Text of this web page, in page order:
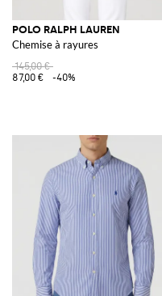
POLO RALPH LAUREN
Chemise à rayures
145,00 €
87,00 €
-40%